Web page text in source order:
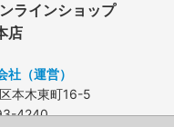
ラインショップ
店
（運営）
本木東町16-5
4240